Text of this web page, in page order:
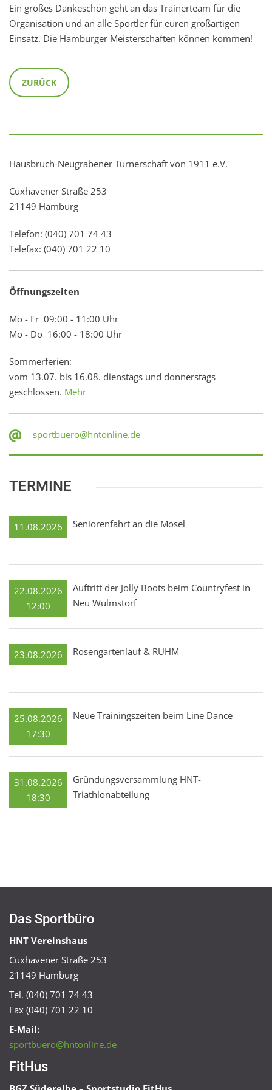
Ein großes Dankeschön geht an das Trainerteam für die
Organisation und an alle Sportler für euren großartigen
Einsatz. Die Hamburger Meisterschaften können kommen!
ZURÜCK
Hausbruch-Neugrabener Turnerschaft von 1911 e.V.
Cuxhavener Straße 253
21149 Hamburg
Telefon: (040) 701 74 43
Telefax: (040) 701 22 10
Öffnungszeiten
Mo - Fr 09:00 - 11:00 Uhr
Mo - Do 16:00 - 18:00 Uhr
Sommerferien:
vom 13.07. bis 16.08. dienstags und donnerstags
geschlossen. Mehr
sportbuero@hntonline.de
TERMINE
11.08.2026 Seniorenfahrt an die Mosel
22.08.2026
12:00
Auftritt der Jolly Boots beim Countryfest in
Neu Wulmstorf
23.08.2026 Rosengartenlauf & RUHM
25.08.2026
17:30
Neue Trainingszeiten beim Line Dance
31.08.2026
18:30
Gründungsversammlung HNT-
Triathlonabteilung
Das Sportbüro
HNT Vereinshaus
Cuxhavener Straße 253
21149 Hamburg
Tel. (040) 701 74 43
Fax (040) 701 22 10
E-Mail:
sportbuero@hntonline.de
FitHus